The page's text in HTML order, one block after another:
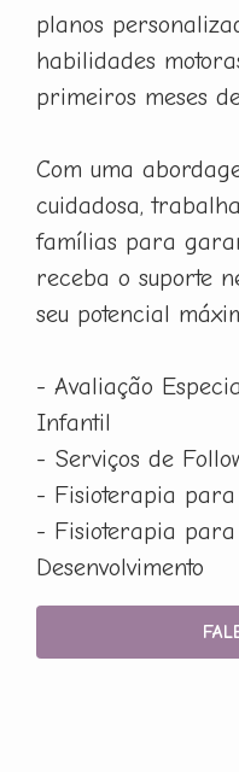
planos
habilidades
primeiros meses
Com uma
cuidadosa,
famílias para
receba o suporte
seu potencial
- Avaliação
Infantil
- Serviços de
- Fisioterapia
- Fisioterapia
Desenvolvimento